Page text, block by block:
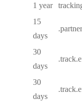
1 year
15
days
30
days
30
days